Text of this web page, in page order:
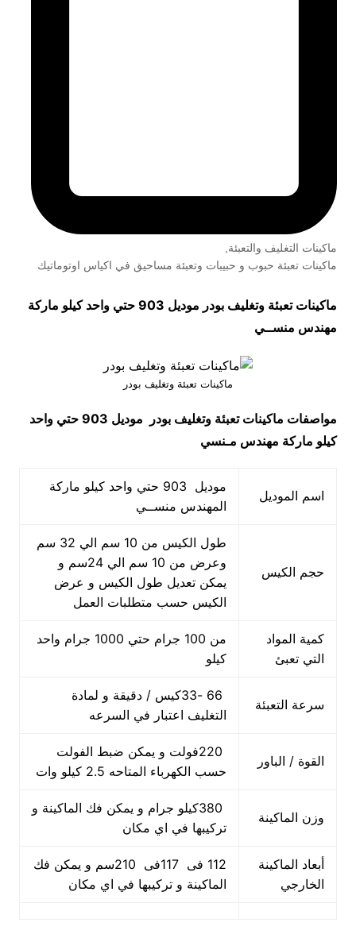
ماكينات التغليف والتعبئة,
ماكينات تعبئة حبوب و حبيبات وتعبئة مساحيق في اكياس اوتوماتيك
ماكينات تعبئة وتغليف بودر موديل 903 حتي واحد كيلو ماركة
مهندس منســي
ماكينات تعبئة وتغليف بودر
مواصفات ماكينات تعبئة وتغليف بودر
موديل 903 حتي واحد
كيلو ماركة مهندس مـنسي
اسم الموديل
موديل 903 حتي واحد كيلو ماركة
المهندس منســي
حجم الكيس
طول الكيس من 10 سم الي 32 سم
وعرض من 10 سم الي 24سم و
يمكن تعديل طول الكيس و عرض
الكيس حسب متطلبات العمل
كمية المواد
التي تعبئ
من 100 جرام حتي 1000 جرام واحد
كيلو
سرعة التعبئة
66 -33كيس / دقيقة و لمادة
التغليف اعتبار في السرعه
القوة / الباور
220فولت و يمكن ضبط الفولت
حسب الكهرباء المتاحه 2.5 كيلو وات
وزن الماكينة
380كيلو جرام و يمكن فك الماكينة و
تركيبها في اي مكان
أبعاد الماكينة
الخارجي
112 فى 117فى 210سم و يمكن فك
الماكينة و تركيبها في اي مكان